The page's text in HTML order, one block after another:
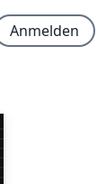
Anmelden